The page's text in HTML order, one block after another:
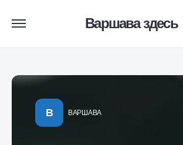
Варшава здесь
В ВАРШАВА